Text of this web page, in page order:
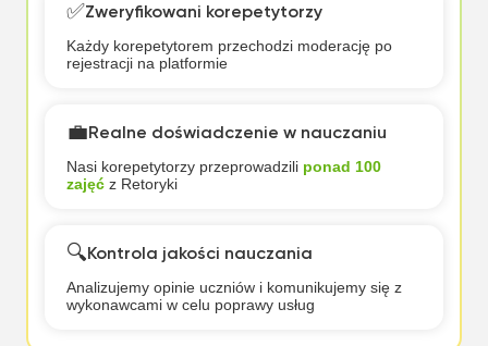
✅Zweryfikowani korepetytorzy
Każdy korepetytorem przechodzi moderację po
rejestracji na platformie
💼Realne doświadczenie w nauczaniu
Nasi korepetytorzy przeprowadzili ponad 100
zajęćz Retoryki
🔍Kontrola jakości nauczania
Analizujemy opinie uczniów i komunikujemy się z
wykonawcami w celu poprawy usług